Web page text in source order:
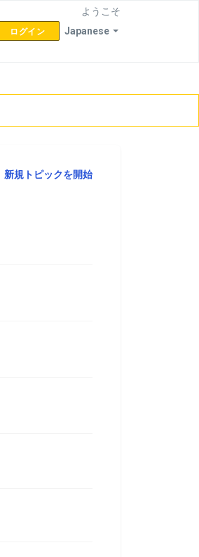
Japanese
ようこそ
ログイン
新規トピックを開始